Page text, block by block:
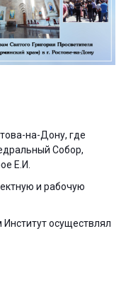
на-Дону, где
Собор,
Е.И.
и рабочую
Институт осуществлял